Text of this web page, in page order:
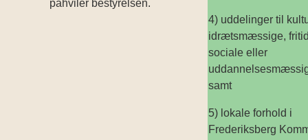
påhviler bestyrelsen.
4) uddelinger til
idræts­mæssige,
sociale eller
samt
5) lokale forhold i
Frederiksberg